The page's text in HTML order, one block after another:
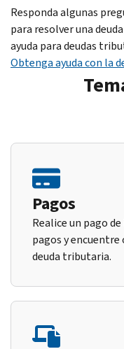
Responda algunas
para resolver una
ayuda para deudas
Obtenga ayuda con la
Pagos
Realice un pago
pagos y
deuda tributaria.